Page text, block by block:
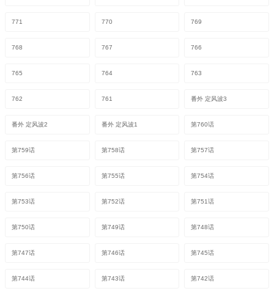
771 770 769
768 767 766
765 764 763
762 761 番外 定风波3
番外 定风波2 番外 定风波1 第760话
第759话 第758话 第757话
第756话 第755话 第754话
第753话 第752话 第751话
第750话 第749话 第748话
第747话 第746话 第745话
第744话 第743话 第742话